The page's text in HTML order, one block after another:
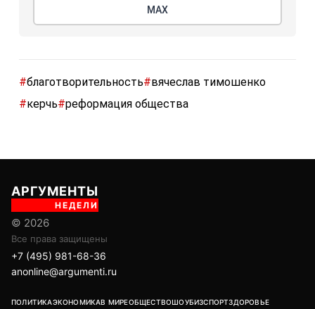
МАХ
#благотворительность#вячеслав тимошенко
#керчь#реформация общества
АРГУМЕНТЫ
НЕДЕЛИ
© 2026
Все права защищены
+7 (495) 981-68-36
anonline@argumenti.ru
ПОЛИТИКАЭКОНОМИКАВ МИРЕОБЩЕСТВОШОУБИЗСПОРТЗДОРОВЬЕ